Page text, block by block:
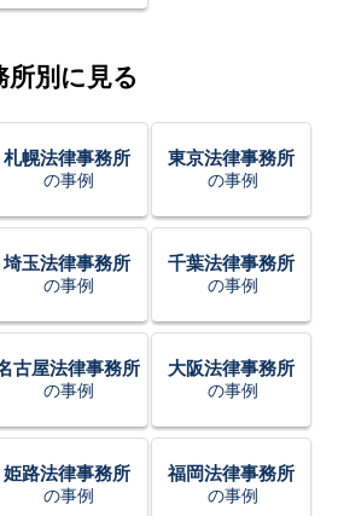
所別に見る
札幌法律事務所
の事例
東京法律事務所
の事例
埼玉法律事務所
の事例
千葉法律事務所
の事例
古屋法律事務所
の事例
大阪法律事務所
の事例
姫路法律事務所
の事例
福岡法律事務所
の事例